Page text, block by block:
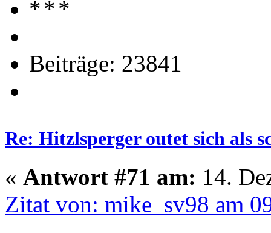
Beiträge: 23841
Re: Hitzlsperger outet sich als
« Antwort #71 am: 14.
Zitat von: mike_sv98 am